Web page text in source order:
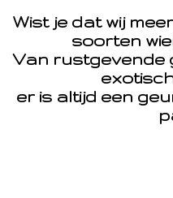
Wist je dat wij
soorten
Van rustgevende
er is altijd een